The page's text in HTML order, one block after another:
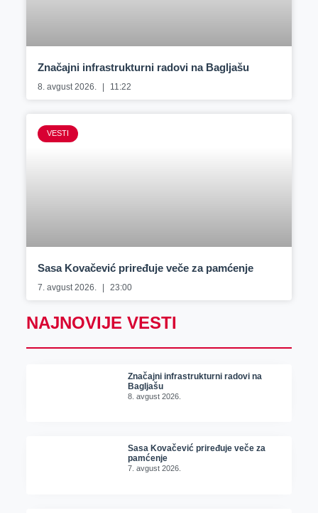
Značajni infrastrukturni radovi na Bagljašu
8. avgust 2026. 11:22
VESTI
Sasa Kovačević priređuje veče za pamćenje
7. avgust 2026. 23:00
NAJNOVIJE VESTI
Značajni infrastrukturni radovi na
Bagljašu
8. avgust 2026.
Sasa Kovačević priređuje veče za
pamćenje
7. avgust 2026.